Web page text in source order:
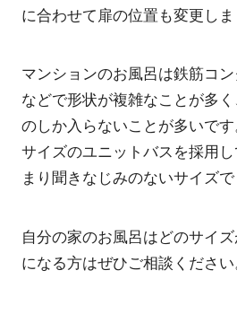
に合わせて扉の位置も変更しま
マンションのお風呂は鉄筋コ
などで形状が複雑なことが多
のしか入らないことが多いで
サイズのユニットバスを採用
まり聞きなじみのないサイズで
自分の家のお風呂はどのサイ
になる方はぜひご相談ください